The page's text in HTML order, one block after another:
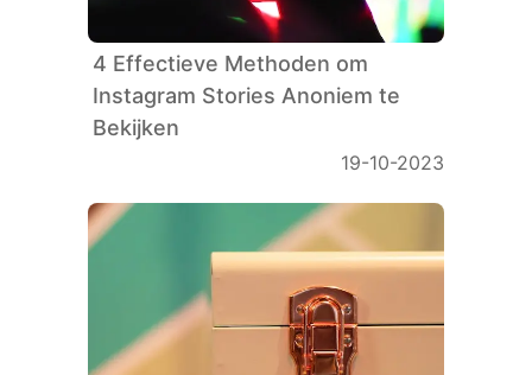
4 Effectieve Methoden om
Instagram Stories Anoniem te
Bekijken
19-10-2023